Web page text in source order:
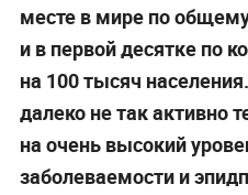
месте в мире по
и в первой десятке по
на 100 тысяч
далеко не так активно
на очень высокий
заболеваемости и